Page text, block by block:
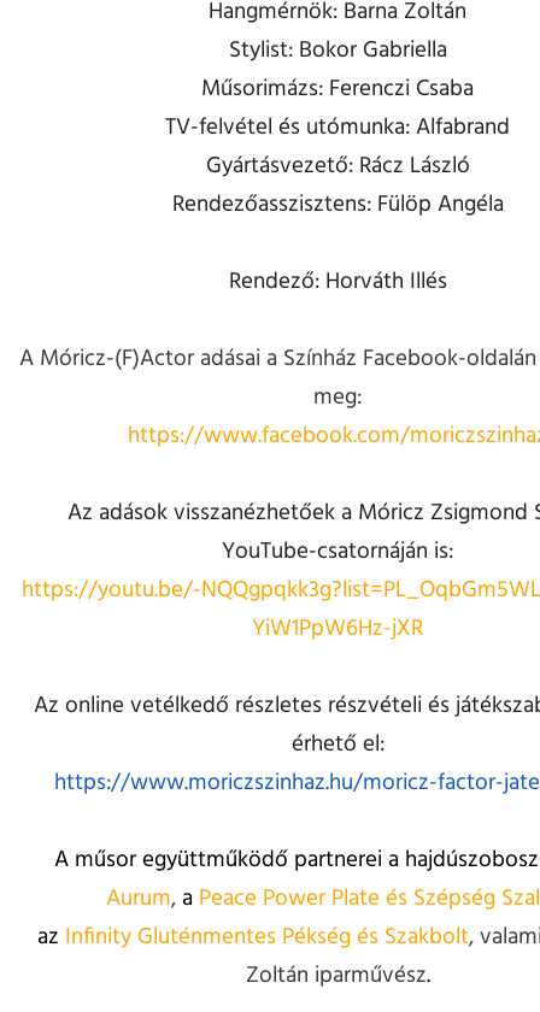
Hangmérnök: Barna Zoltán
Stylist: Bokor Gabriella
Műsorimázs: Ferenczi Csaba
TV-felvétel és utómunka: Alfabrand
Gyártásvezető: Rácz László
Rendezőasszisztens: Fülöp Angéla
Rendező: Horváth Illés
A Móricz-(F)Actor adásai a Színház Facebook-
meg:
https://www.facebook.com/
Az adások visszanézhetőek a Móricz Zsigmond
YouTube-csatornáján is:
https://youtu.be/-
YiW1PpW6Hz-jXR
Az online vetélkedő részletes részvételi és
érhető el:
https://www.moriczszinhaz.hu/moricz-factor-
A műsor együttműködő partnerei a
Aurum,a Peace Power Plate és Szépség
az Infinity Gluténmentes Pékség és Szakbolt,
Zoltán iparművész.